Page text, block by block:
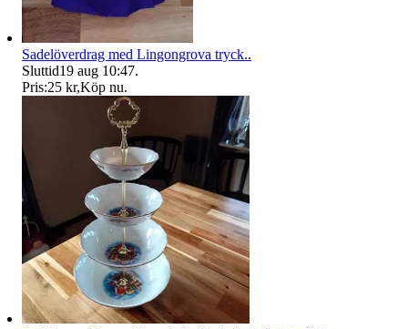
Sadelöverdrag med Lingongrova tryck..
Sluttid19 aug 10:47.
Pris:25 kr,Köp nu.